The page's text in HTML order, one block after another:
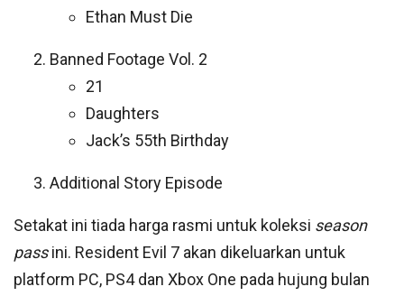
Ethan Must Die
Banned Footage Vol. 2
21
Daughters
Jack’s 55th Birthday
Additional Story Episode
Setakat ini tiada harga rasmi untuk koleksi season
passini. Resident Evil 7 akan dikeluarkan untuk
platform PC, PS4 dan Xbox One pada hujung bulan